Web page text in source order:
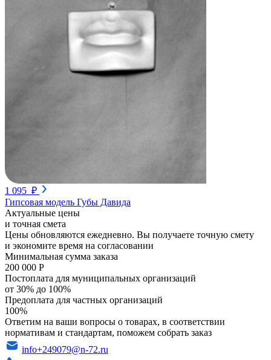
1 095 ₽
Гипсовая модель Губы Давида
Актуальные цены
и точная смета
Цены обновляются ежедневно. Вы получаете точную смету
и экономите время на согласовании
Минимальная сумма заказа
200 000 Р
Постоплата для муниципальных организаций
от 30% до 100%
Предоплата для частных организаций
100%
Ответим на ваши вопросы о товарах, в соответствии
нормативам и стандартам, поможем собрать заказ
info+249079@n-72.ru